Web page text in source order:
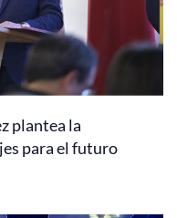
plantea la
para el futuro